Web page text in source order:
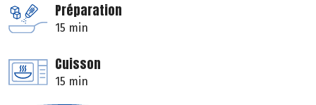
Préparation
15 min
Cuisson
15 min